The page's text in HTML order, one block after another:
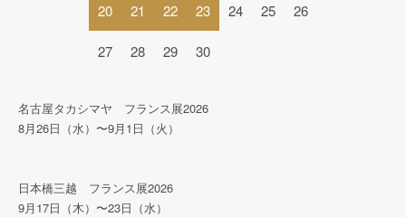
20 21 22 23 24 25 26
27 28 29 30
名古屋タカシマヤ フランス展2026
8月26日（水）〜9月1日（火）
日本橋三越 フランス展2026
9月17日（木）〜23日（水）